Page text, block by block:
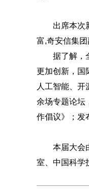
出席本次新
富,奇安信集团
据了解，全
更加创新，国
人工智能、
余场专题论坛
作倡议》；发
本届大会由
室、中国科学